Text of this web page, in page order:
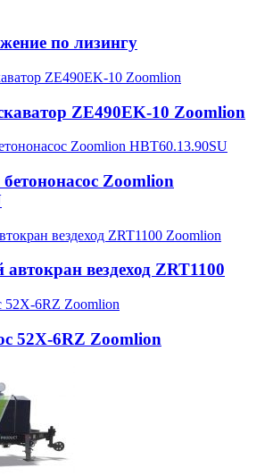
по лизингу
ZE490EK-10 Zoomlion
Zoomlion
вездеход ZRT1100
52X-6RZ Zoomlion